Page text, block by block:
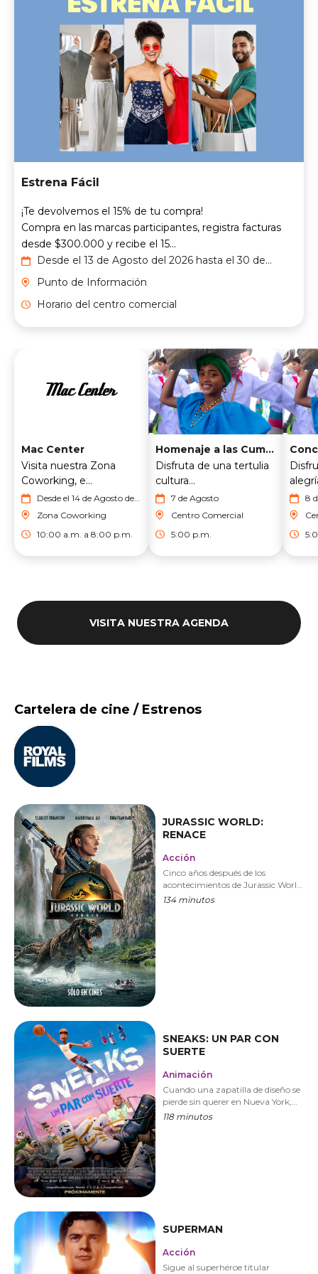
Estrena Fácil
¡Te devolvemos el 15% de tu compra!
Compra en las marcas participantes, registra facturas
desde $300.000 y recibe el 15...
Desde el 13 de Agosto del 2026 hasta el 30 de
Septiembre del 2026
Punto de Información
Horario del centro comercial
Mac Center
Visita nuestra Zona
Coworking, e...
Desde el 14 de Agosto del
Agosto del 2026
Zona Coworking
10:00 a.m. a 8:00 p.m.
Homenaje a las Cumbiamberas de Riohacha
Disfruta de una tertulia
cultura...
7 de Agosto
Centro Comercial
5:00 p.m.
8
VISITA NUESTRA AGENDA
Cartelera de cine / Estrenos
JURASSIC WORLD:
RENACE
Acción
Cinco años después de los
acontecimientos de Jurassic World:
Dominio, la ecología del planeta se
134 minutos
SNEAKS: UN PAR CON
SUERTE
Animación
Cuando una zapatilla de diseño se
pierde sin querer en Nueva York,
debe rebuscar en su suela para
118 minutos
SUPERMAN
Acción
Sigue al superhéroe titular